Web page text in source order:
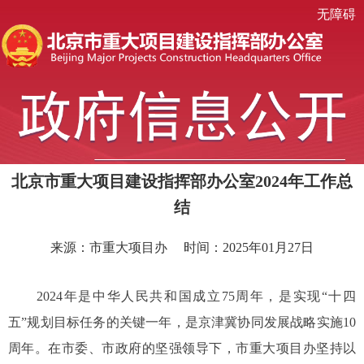
无障碍
北京市重大项目建设指挥部办公室2024年工作总
结
来源：市重大项目办 时间：2025年01月27日
2024年是中华人民共和国成立75周年，是实现“十四
五”规划目标任务的关键一年，是京津冀协同发展战略实施10
周年。在市委、市政府的坚强领导下，市重大项目办坚持以